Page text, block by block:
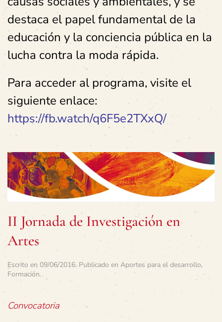
destaca el papel fundamental de la
educación y la conciencia pública en la
lucha contra la moda rápida.
Para acceder al programa, visite el
siguiente enlace:
https://fb.watch/q6F5e2TXxQ/
II Jornada de Investigación en
Artes
Escrito en 09/06/2016. Publicado en Aportes para el desarrollo,
Formación.
Convocatoria